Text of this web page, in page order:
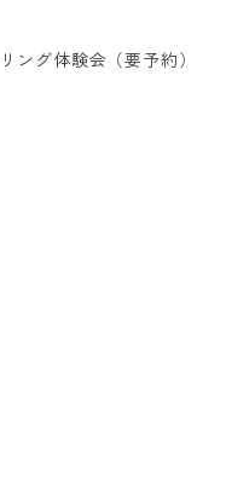
ング体験会（要予約）